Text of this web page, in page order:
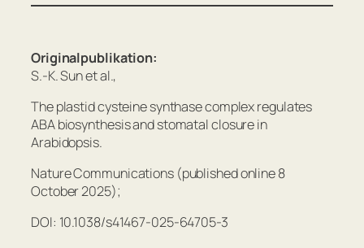
Originalpublikation:
S.-K. Sun et al.,
The plastid cysteine synthase complex regulates
ABA biosynthesis and stomatal closure in
Arabidopsis.
Nature Communications (published online 8
October 2025);
DOI: 10.1038/s41467-025-64705-3